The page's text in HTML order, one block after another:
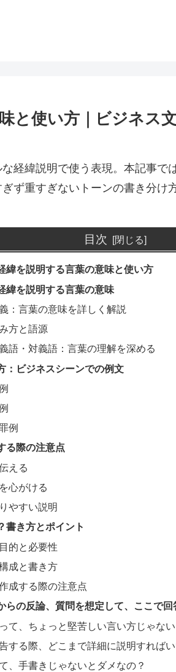
と使い方｜ビジネス
な経緯説明で使う表現。本記事
ず重すぎないトーンの書き分け
目次
緯を説明する言葉の意味と使い方
緯を説明する言葉の意味
：言葉の意味を詳しく解説
方と語源
語・対義語：言葉の理解を深める
：ビジネスシーンでの例文
例
る際の注意点
える
心がける
やすい説明
書き方とポイント
的と必要性
成と書き方
成する際の注意点
らの反論、質問を想定して、ここで回
て、ちょっと堅苦しい言い方じゃな
する際、どこまで詳細に説明すればい
、手書きじゃないとダメなの？